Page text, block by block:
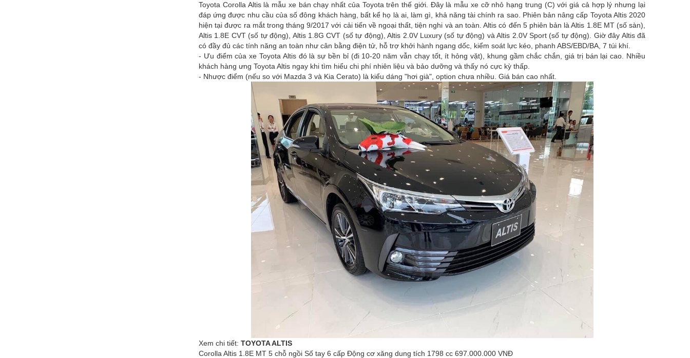
Toyota Corolla Altis là mẫu xe bán chạy nhất của Toyota trên thế giới. Đây là mẫu xe cỡ nhỏ hạng trung (C) với giá cả hợp lý nhưng lại
đáp ứng được nhu cầu của số đông khách hàng, bất kể họ là ai, làm gì, khả năng tài chính ra sao. Phiên bản nâng cấp Toyota Altis 2020
hiện tại được ra mắt trong tháng 9/2017 với cải tiến về ngoại thất, tiện nghi và an toàn. Altis có đến 5 phiên bản là Altis 1.8E MT (số sàn),
Altis 1.8E CVT (số tự động), Altis 1.8G CVT (số tự động), Altis 2.0V Luxury (số tự động) và Altis 2.0V Sport (số tự động). Giờ đây Altis đã
có đầy đủ các tính năng an toàn như cân bằng điện tử, hỗ trợ khởi hành ngang dốc, kiểm soát lực kéo, phanh ABS/EBD/BA, 7 túi khí.
- Ưu điểm của xe Toyota Altis đó là sự bền bỉ (đi 10-20 năm vẫn chạy tốt, ít hỏng vặt), khung gầm chắc chắn, giá trị bán lại cao. Nhiều
khách hàng ưng Toyota Altis ngay khi tìm hiểu chi phí nhiên liệu và bảo dưỡng và thấy nó cực kỳ thấp.
- Nhược điểm (nếu so với Mazda 3 và Kia Cerato) là kiểu dáng "hơi già", option chưa nhiều. Giá bán cao nhất.
Xem chi tiết: TOYOTA ALTIS
Corolla Altis 1.8E MT 5 chỗ ngồi Số tay 6 cấp Động cơ xăng dung tích 1798 cc 697.000.000 VNĐ